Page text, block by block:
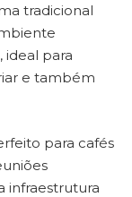
tradicional
ideal para
e também
para cafés
infraestrutura